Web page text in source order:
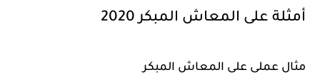
أمثلة على المعاش المبكر 2020
مثال عملى على المعاش المبكر